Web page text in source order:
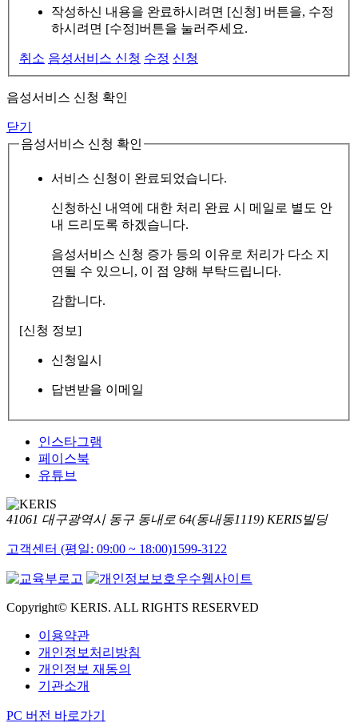
작성하신 내용을 완료하시려면 [신청] 버튼을, 수정
하시려면 [수정]버튼을 눌러주세요.
취소 음성서비스 신청 수정 신청
음성서비스 신청 확인
닫기
음성서비스 신청 확인
서비스 신청이 완료되었습니다.
신청하신 내역에 대한 처리 완료 시 메일로 별도 안
내 드리도록 하겠습니다.
음성서비스 신청 증가 등의 이유로 처리가 다소 지
연될 수 있으니, 이 점 양해 부탁드립니다.
감합니다.
[신청 정보]
신청일시
답변받을 이메일
인스타그램
페이스북
유튜브
41061 대구광역시 동구 동내로 64(동내동1119) KERIS빌딩
고객센터 (평일: 09:00 ~ 18:00)1599-3122
Copyright© KERIS. ALL RIGHTS RESERVED
이용약관
개인정보처리방침
개인정보 재동의
기관소개
PC 버전 바로가기